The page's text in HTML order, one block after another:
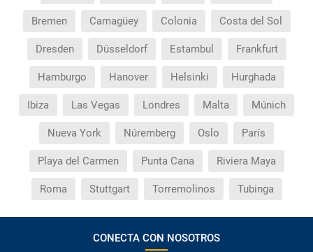
Bremen Camagüey Colonia Costa del Sol
Dresden Düsseldorf Estambul Frankfurt
Hamburgo Hanover Helsinki Hurghada
Ibiza Las Vegas Londres Malta Múnich
Nueva York Núremberg Oslo París
Playa del Carmen Punta Cana Riviera Maya
Roma Stuttgart Torremolinos Tubinga
CONECTA CON NOSOTROS